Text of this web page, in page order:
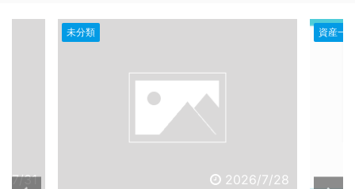
7/28
資産一覧・家計簿公開
2026/6/30
資産一